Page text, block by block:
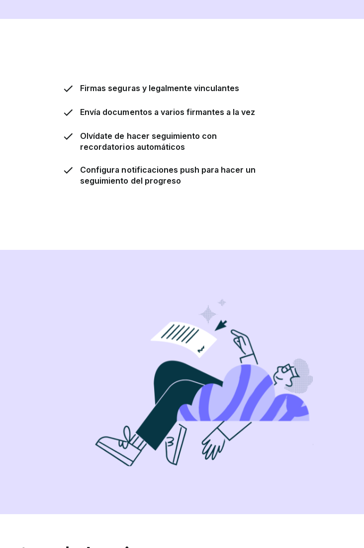
Firmas seguras y legalmente vinculantes
Envía documentos a varios firmantes a la vez
Olvídate de hacer seguimiento con
recordatorios automáticos
Configura notificaciones push para hacer un
seguimiento del progreso